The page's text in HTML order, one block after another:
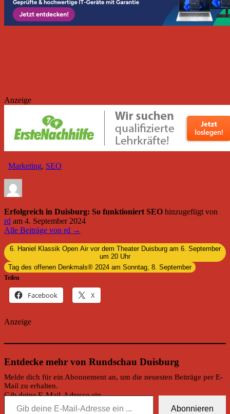
Anzeige
Marketing, SEO
Erfolgreich in Duisburg: So funktioniert SEO hinzugefügt von
rd am 4. September 2024
Alle Beiträge von rd →
6. Haniel Klassik Open Air vor dem Theater Duisburg am 6. September
um 20 Uhr
Tag des offenen Denkmals® 2024 am Sonntag, 8. September
Teilen
Facebook X
Anzeige
Entdecke mehr von Rundschau Duisburg
Melde dich für ein Abonnement an, um die neuesten Beiträge per E-
Mail zu erhalten.
Gib deine E-Mail-Adresse ein ...
Abonnieren